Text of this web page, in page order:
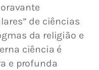
de ciências
da religião e
ciência é
e profunda